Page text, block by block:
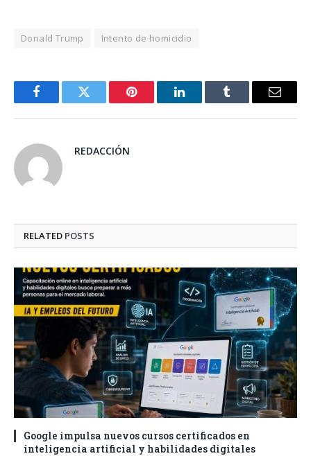
Donald Trump Intento de homicidio
FacebookTwitter Pinterest LinkedInTumblr Email
REDACCIÓN
RELATED POSTS
Google impulsa nuevos cursos certificados en
inteligencia artificial y habilidades digitales